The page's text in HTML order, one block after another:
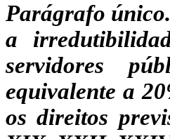
Parágrafo
a
servidores
equivalente a
os direitos